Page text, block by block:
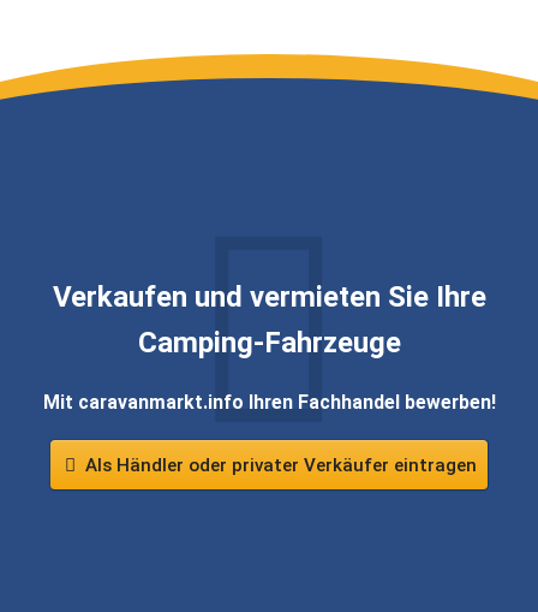
Verkaufen und vermieten Sie Ihre
Camping-Fahrzeuge
Mit caravanmarkt.info Ihren Fachhandel bewerben!
Als Händler oder privater Verkäufer eintragen